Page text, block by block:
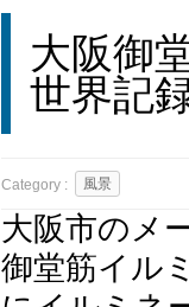
大阪御
世界記
Category : 風景
大阪市のメ
御堂筋イル